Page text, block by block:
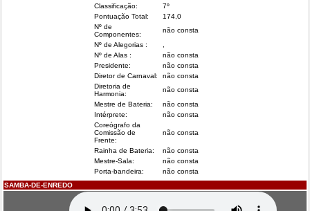
Classificação:
7º
Pontuação Total:
174,0
Nº de
Componentes:
não consta
Nº de Alegorias :
Nº de Alas :
não consta
Presidente:
não consta
Diretor de Carnaval:
não consta
Diretoria de
Harmonia:
não consta
Mestre de Bateria:
não consta
Intérprete:
não consta
Coreógrafo da
Comissão de
Frente:
não consta
Rainha de Bateria:
não consta
Mestre-Sala:
não consta
Porta-bandeira:
não consta
SAMBA-DE-ENREDO